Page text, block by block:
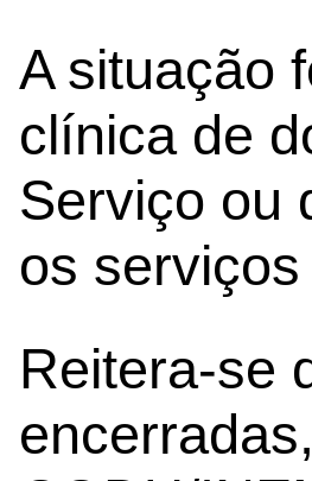
A situação
clínica de
Serviço ou
os
Reitera-se